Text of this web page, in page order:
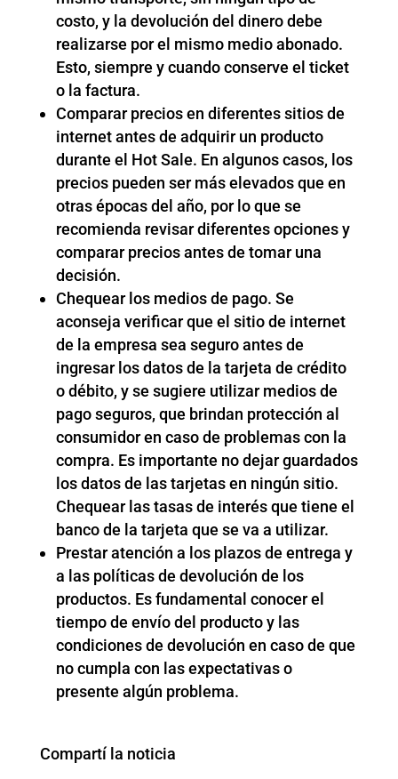
costo, y la devolución del dinero debe
realizarse por el mismo medio abonado.
Esto, siempre y cuando conserve el ticket
o la factura.
Comparar precios en diferentes sitios de
internet antes de adquirir un producto
durante el Hot Sale. En algunos casos, los
precios pueden ser más elevados que en
otras épocas del año, por lo que se
recomienda revisar diferentes opciones y
comparar precios antes de tomar una
decisión.
Chequear los medios de pago. Se
aconseja verificar que el sitio de internet
de la empresa sea seguro antes de
ingresar los datos de la tarjeta de crédito
o débito, y se sugiere utilizar medios de
pago seguros, que brindan protección al
consumidor en caso de problemas con la
compra. Es importante no dejar guardados
los datos de las tarjetas en ningún sitio.
Chequear las tasas de interés que tiene el
banco de la tarjeta que se va a utilizar.
Prestar atención a los plazos de entrega y
a las políticas de devolución de los
productos. Es fundamental conocer el
tiempo de envío del producto y las
condiciones de devolución en caso de que
no cumpla con las expectativas o
presente algún problema.
Compartí la noticia